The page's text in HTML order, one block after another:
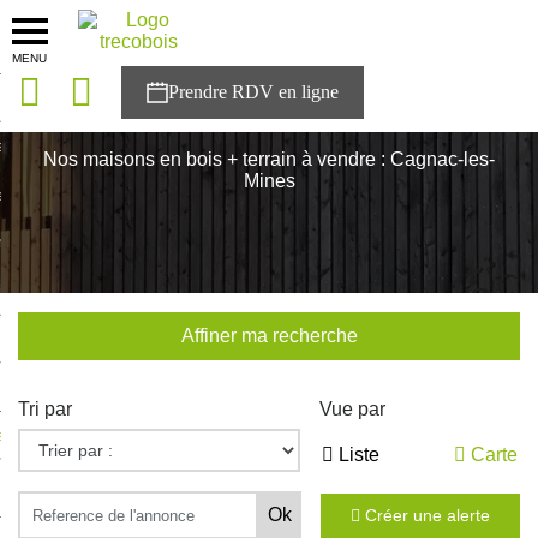
MENU
solutions
Trecobois
à NESTOR
Nos maisons en bois + terrain à vendre : Cagnac-les-
Mines
Affiner ma recherche
Tri par Vue par
Liste Carte
Créer une alerte